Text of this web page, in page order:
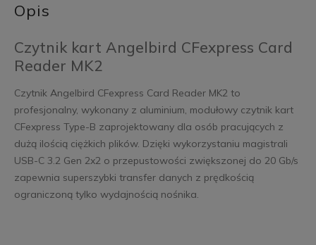
Opis
Czytnik kart Angelbird CFexpress Card
Reader MK2
Czytnik Angelbird CFexpress Card Reader MK2 to
profesjonalny, wykonany z aluminium, modułowy czytnik kart
CFexpress Type-B zaprojektowany dla osób pracujących z
dużą ilością ciężkich plików. Dzięki wykorzystaniu magistrali
USB-C 3.2 Gen 2x2 o przepustowości zwiększonej do 20 Gb/s
zapewnia superszybki transfer danych z prędkością
ograniczoną tylko wydajnością nośnika.